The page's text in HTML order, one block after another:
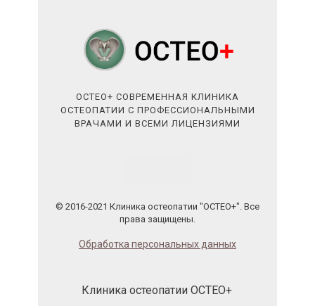
ОСТЕО+ СОВРЕМЕННАЯ КЛИНИКА
ОСТЕОПАТИИ С ПРОФЕССИОНАЛЬНЫМИ
ВРАЧАМИ И ВСЕМИ ЛИЦЕНЗИЯМИ
© 2016-2021 Клиника остеопатии "ОСТЕО+". Все
права защищены.
Обработка персональных данных
Клиника остеопатии ОСТЕО+